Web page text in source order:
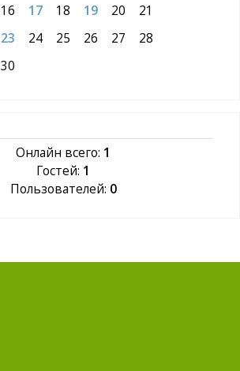
16 17 18 19 20
21
23 24 25 26 27
28
30
Онлайн всего: 1
Гостей: 1
Пользователей: 0